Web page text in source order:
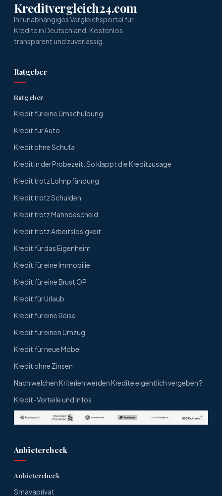
Kreditvergleich24.com
Ihr unabhängiges Vergleichsportal für
Kredite in Deutschland. Kostenlos,
transparent und zuverlässig.
Ratgeber
Ratgeber
Kredit für eine Umschuldung
Kredit für Auto
Kredit ohne Schufa
Kredit in der Probezeit: So klappt die Kreditzusage
Kredit trotz Lohnpfändung
Kredit trotz Schulden
Kredit trotz Mahnbescheid
Kredit trotz Arbeitslosigkeit
Kredit für das Eigenheim
Kredit für eine Immobilie
Kredit für eine Brust OP
Kredit für Urlaub
Kredit für eine Reise
Kredit für einen Umzug
Kredit für neue Möbel
Kredit ohne Zinsen
Nach welchen Kriterien werden Kredite eigentlich vergeben ?
Kredit-Vorteile und Infos
Anbietercheck
Anbietercheck
Smavaprivat